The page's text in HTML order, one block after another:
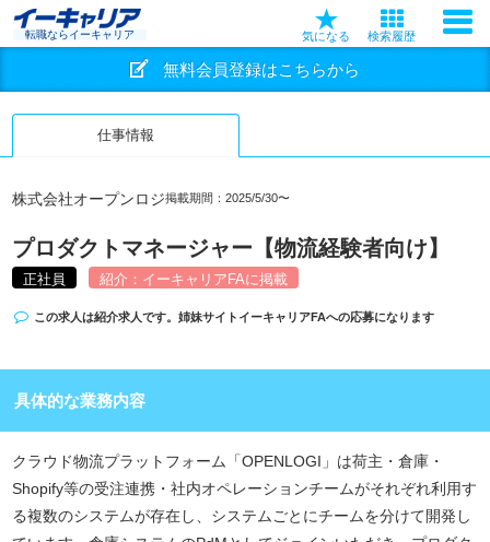
転職ならイーキャリア 気になる 検索履歴
無料会員登録はこちらから
仕事情報
株式会社オープンロジ掲載期間：2025/5/30〜
プロダクトマネージャー【物流経験者向け】
正社員 紹介：イーキャリアFAに掲載
この求人は紹介求人です。姉妹サイト イーキャリアFAへの応募になります
具体的な業務内容
クラウド物流プラットフォーム「OPENLOGI」は荷主・倉庫・
Shopify等の受注連携・社内オペレーションチームがそれぞれ利用す
る複数のシステムが存在し、システムごとにチームを分けて開発し